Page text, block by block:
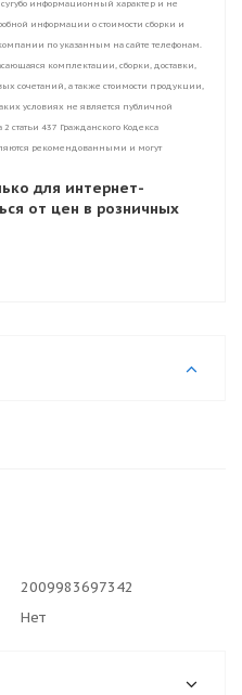
информационный характер и не
информации о стоимости сборки и
по указанным на сайте телефонам.
комплектации, сборки, доставки,
сочетаний, а также стоимости продукции,
условиях не является публичной
437 Гражданского Кодекса
рекомендованными и могут
для интернет-
от цен в розничных
2009983697342
Нет